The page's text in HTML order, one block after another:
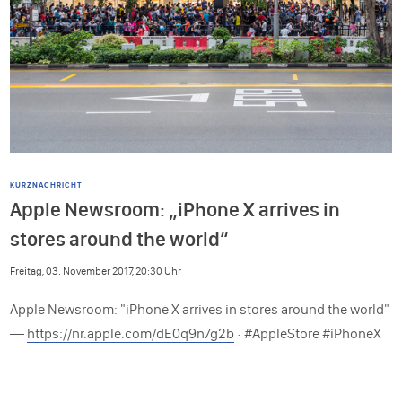
KURZNACHRICHT
Apple Newsroom: „iPhone X arrives in
stores around the world“
Freitag, 03. November 2017, 20:30 Uhr
Apple Newsroom: "iPhone X arrives in stores around the world"
— https://nr.apple.com/dE0q9n7g2b · #AppleStore #iPhoneX